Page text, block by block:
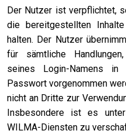
Der Nutzer ist verpflichtet,
die bereitgestellten
halten. Der Nutzer
für sämtliche
seines Login-Namens in
Passwort vorgenommen
nicht an Dritte zur
Insbesondere ist es
WILMA-Diensten zu